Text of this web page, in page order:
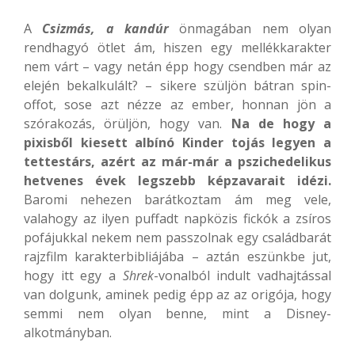
A Csizmás, a kandúrönmagában nem olyan
rendhagyó ötlet ám, hiszen egy mellékkarakter
nem várt – vagy netán épp hogy csendben már az
elején bekalkulált? – sikere szüljön bátran spin-
offot, sose azt nézze az ember, honnan jön a
szórakozás, örüljön, hogy van. Na de hogy a
pixisből kiesett albínó Kinder tojás legyen a
tettestárs, azért az már-már a pszichedelikus
hetvenes évek legszebb képzavarait idézi.
Baromi nehezen barátkoztam ám meg vele,
valahogy az ilyen puffadt napközis fickók a zsíros
pofájukkal nekem nem passzolnak egy családbarát
rajzfilm karakterbibliájába – aztán eszünkbe jut,
hogy itt egy a Shrek-vonalból indult vadhajtással
van dolgunk, aminek pedig épp az az origója, hogy
semmi nem olyan benne, mint a Disney-
alkotmányban.